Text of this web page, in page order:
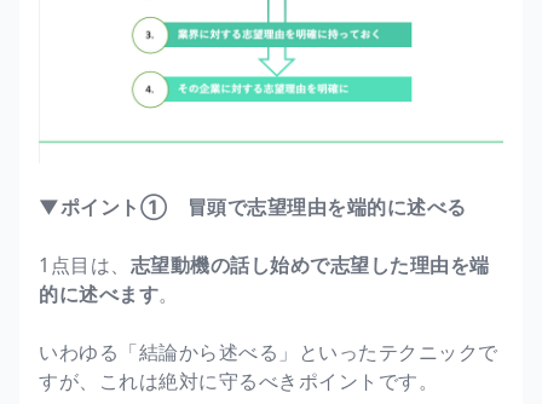
▼ポイント① 冒頭で志望理由を端的に述べる
1点目は、 志望動機の話し始めで志望した理由を端
的に述べます。
いわゆる「結論から述べる」といったテクニックで
すが、これは絶対に守るべきポイントです。